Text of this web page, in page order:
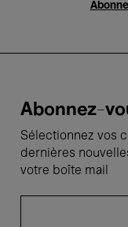
Abonnez-
Sélectionnez vos
dernières
votre boîte mail